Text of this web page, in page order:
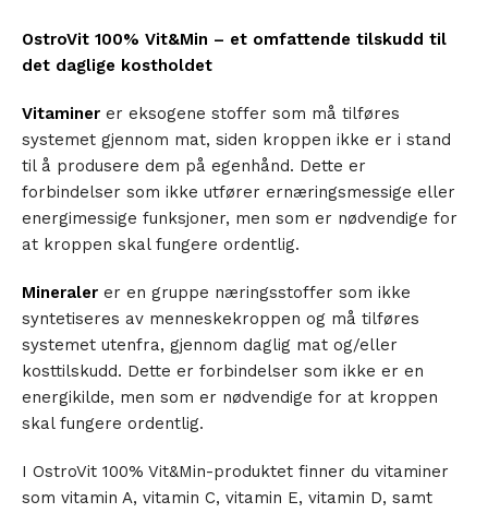
OstroVit 100% Vit&Min – et omfattende tilskudd til
det daglige kostholdet
Vitaminer er eksogene stoffer som må tilføres
systemet gjennom mat, siden kroppen ikke er i stand
til å produsere dem på egenhånd. Dette er
forbindelser som ikke utfører ernæringsmessige eller
energimessige funksjoner, men som er nødvendige for
at kroppen skal fungere ordentlig.
Mineraler er en gruppe næringsstoffer som ikke
syntetiseres av menneskekroppen og må tilføres
systemet utenfra, gjennom daglig mat og/eller
kosttilskudd. Dette er forbindelser som ikke er en
energikilde, men som er nødvendige for at kroppen
skal fungere ordentlig.
I OstroVit 100% Vit&Min-produktet finner du vitaminer
som vitamin A, vitamin C, vitamin E, vitamin D, samt